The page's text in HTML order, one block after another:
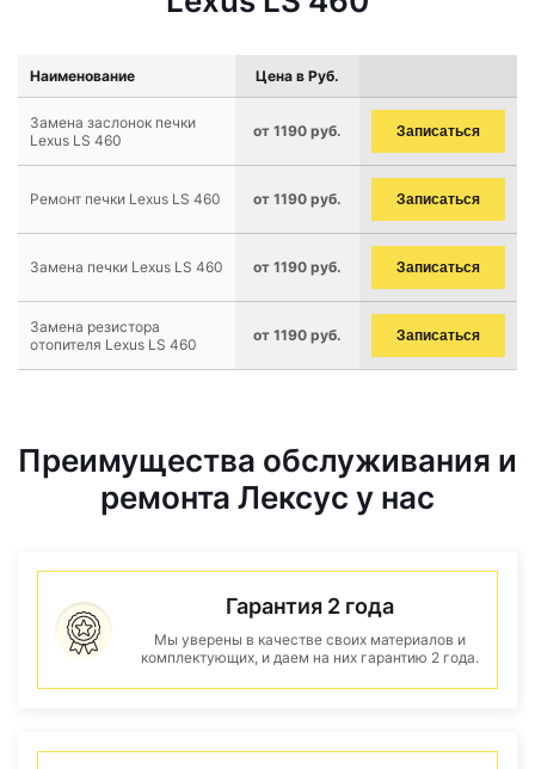
Наименование Цена в Руб.
Замена заслонок печки
Lexus LS 460
от 1190 руб. Записаться
Ремонт печки Lexus LS 460 от 1190 руб. Записаться
Замена печки Lexus LS 460 от 1190 руб. Записаться
Замена резистора
отопителя Lexus LS 460
от 1190 руб. Записаться
Преимущества обслуживания и
ремонта Лексус у нас
Гарантия 2 года
Мы уверены в качестве своих материалов и
комплектующих, и даем на них гарантию 2 года.